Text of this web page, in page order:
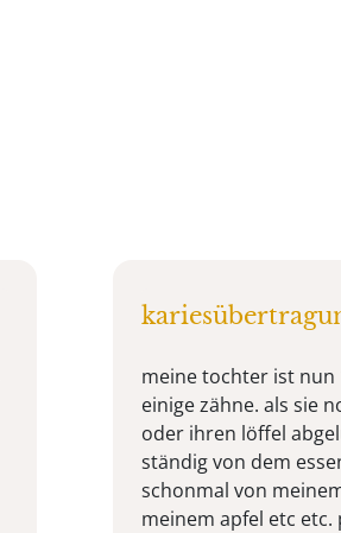
meine tochter ist
einige zähne. als sie
oder ihren löffel
ständig von dem
schonmal von
meinem apfel etc etc.